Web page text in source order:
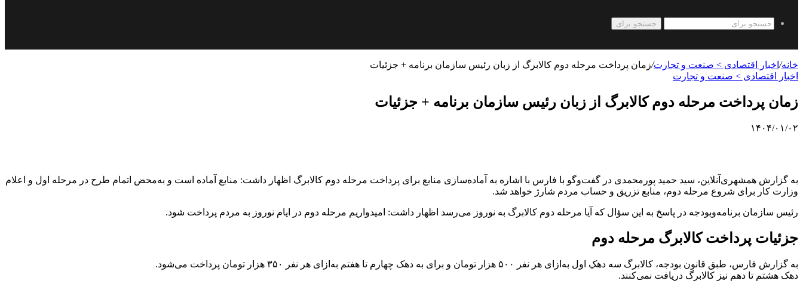
جستجو برای
خانه/ اخبار اقتصادی > صنعت و تجارت/زمان پرداخت مرحله دوم کالابرگ از زبان رئیس سازمان برنامه‌ + جزئیات
اخبار اقتصادی > صنعت و تجارت
زمان پرداخت مرحله دوم کالابرگ از زبان رئیس سازمان برنامه‌ + جزئیات
۱۴۰۴/۰۱/۰۲
به گزارش همشهری‌آنلاین، سید حمید پورمحمدی در گفت‌وگو با فارس با اشاره به آماده‌سازی منابع برای پرداخت مرحله دوم کالابرگ اظهار داشت: منابع آماده است و به‌محض اتمام طرح در مرحله اول و اعلام
وزارت کار برای شروع مرحله دوم، منابع تزریق و حساب مردم شارژ خواهد شد.
رئیس سازمان برنامه‌وبودجه در پاسخ به این سؤال که آیا مرحله دوم کالابرگ به نوروز می‌رسد اظهار داشت: امیدواریم مرحله دوم در ایام نوروز به مردم پرداخت شود.
جزئیات پرداخت کالابرگ مرحله دوم
به گزارش فارس، طبق قانون بودجه، کالابرگ سه دهکِ اول به‌ازای هر نفر ۵۰۰ هزار تومان و برای به دهک چهارم تا هفتم به‌ازای هر نفر ۳۵۰ هزار تومان پرداخت می‌شود.
دهک هشتم تا دهم نیز کالابرگ دریافت نمی‌کنند.